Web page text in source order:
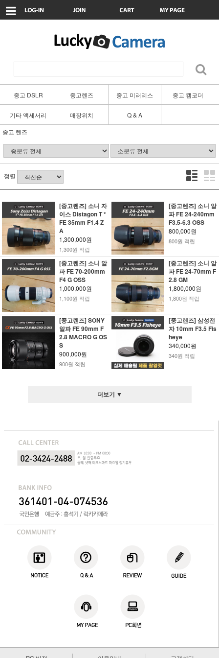
중고 DSLR 중고렌즈 중고 미러리스 중고 캠코더
기타 액세서리 매장위치
Q & A
중고 렌즈
정렬
[중고렌즈] 소니 자
이스 Distagon T *
FE 35mm F1.4 Z
A
1,300,000원
1,300원 적립
[중고렌즈] 소니 알
파 FE 24-240mm
F3.5-6.3 OSS
800,000원
800원 적립
[중고렌즈] 소니 알
파 FE 70-200mm
F4 G OSS
1,000,000원
1,100원 적립
[중고렌즈] 소니 알
파 FE 24-70mm F
2.8 GM
1,800,000원
1,800원 적립
[중고렌즈] SONY
알파 FE 90mm F
2.8 MACRO G OS
S
900,000원
900원 적립
[중고렌즈] 삼성전
자 10mm F3.5 Fis
heye
340,000원
340원 적립
더보기 ▼